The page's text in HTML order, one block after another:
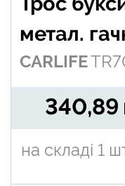
метал.
CARLIFE
340,89
на складі 1